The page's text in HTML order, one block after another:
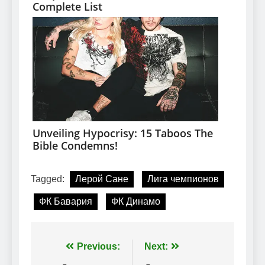
Tagged: Лерой Сане Лига чемпионов
ФК Бавария ФК Динамо
Навігація
Previous: Next: